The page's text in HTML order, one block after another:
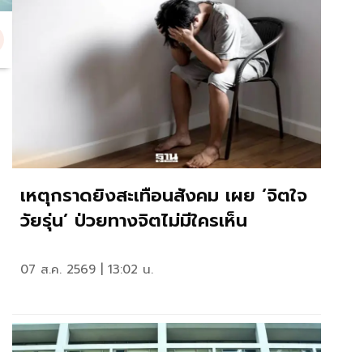
เหตุกราดยิงสะเทือนสังคม เผย ‘จิตใจ
วัยรุ่น’ ป่วยทางจิตไม่มีใครเห็น
07 ส.ค. 2569 | 13:02 น.